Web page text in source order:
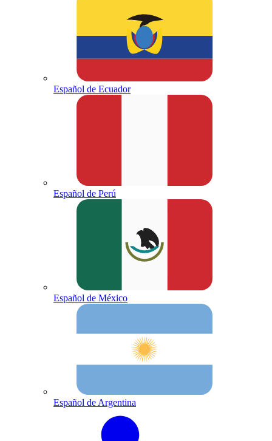
Español de Ecuador
Español de Perú
Español de México
Español de Argentina